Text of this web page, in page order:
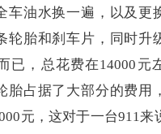
车油水换一遍，以及更
轮胎和刹车片，同时升
已，总花费在14000元
胎占据了大部分的费用
元，这对于一台911来